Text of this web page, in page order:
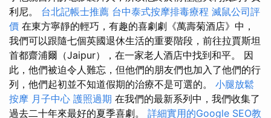
利尼。 台北記帳士推薦 台中泰式按摩排毒療程 滅鼠公司評
價 在東方寧靜的輕巧，有趣的喜劇劇《萬壽菊酒店》中，
我們可以跟隨七個英國退休生活的重要階段，前往拉賈斯坦
首都齋浦爾（Jaipur），在一家老人酒店中找到和平。 因
此，他們被迫令人難忘，但他們的朋友們也加入了他們的行
列，他們起初並不知道假期的治療不是可選的。 小腿放鬆
按摩 月子中心 護照過期 在我們的最新系列中，我們收集了
過去二十年來最好的夏季喜劇。 詳細實用的Google SEO教